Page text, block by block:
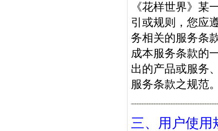
《花样世界》某
引或规则，您应
务相关的服务条
成本服务条款的
出的产品或服务
服务条款之规范
三、用户使用